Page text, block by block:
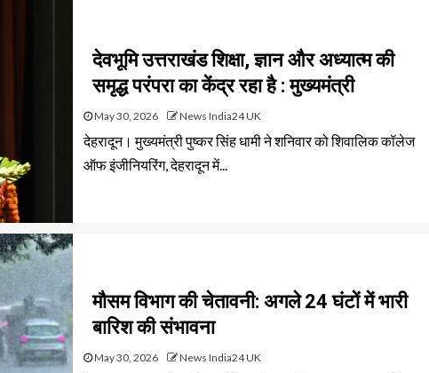
देवभूमि उत्तराखंड शिक्षा, ज्ञान और अध्यात्म की
समृद्ध परंपरा का केंद्र रहा है : मुख्यमंत्री
May 30, 2026 News India24 UK
देहरादून। मुख्यमंत्री पुष्कर सिंह धामी ने शनिवार को शिवालिक कॉलेज
ऑफ इंजीनियरिंग, देहरादून में...
मौसम विभाग की चेतावनी: अगले 24 घंटों में भारी
बारिश की संभावना
May 30, 2026 News India24 UK